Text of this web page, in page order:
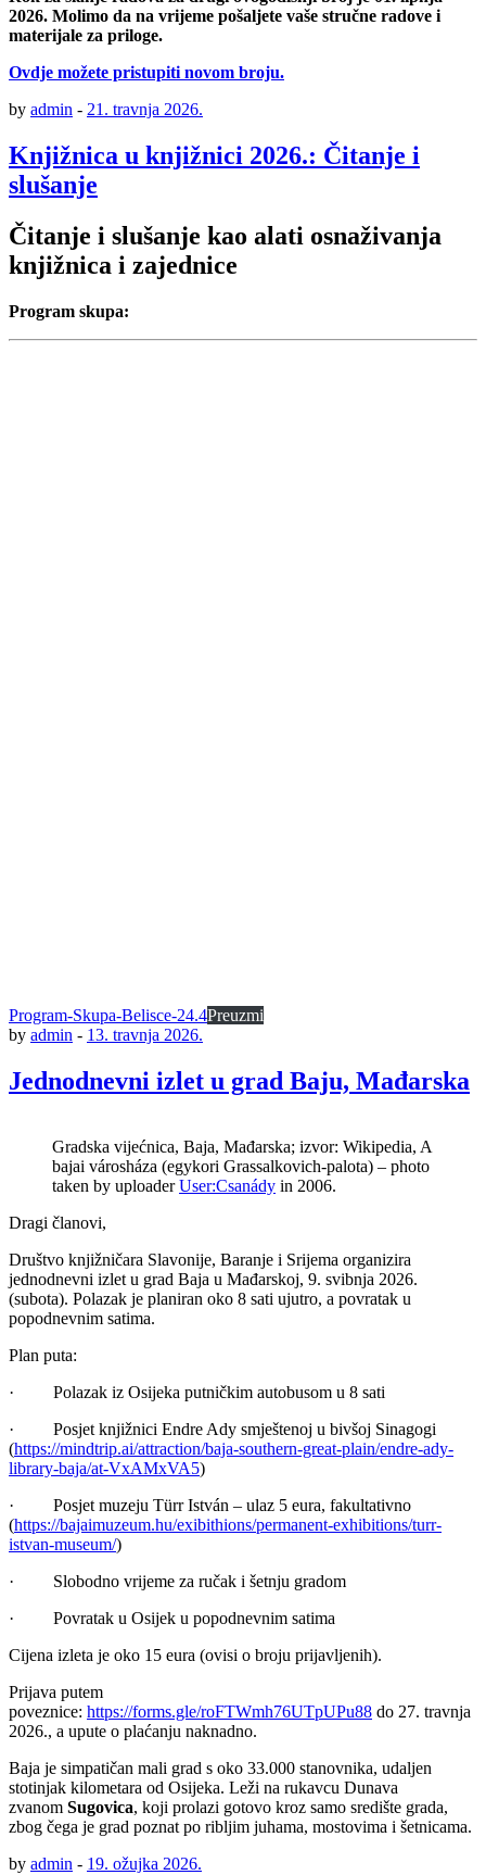
2026. Molimo da na vrijeme pošaljete vaše stručne radove i
materijale za priloge.
Ovdje možete pristupiti novom broju.
by admin - 21. travnja 2026.
Knjižnica u knjižnici 2026.: Čitanje i
slušanje
Čitanje i slušanje kao alati osnaživanja
knjižnica i zajednice
Program skupa:
Program-Skupa-Belisce-24.4Preuzmi
by admin - 13. travnja 2026.
Jednodnevni izlet u grad Baju, Mađarska
Gradska vijećnica, Baja, Mađarska; izvor: Wikipedia, A
bajai városháza (egykori Grassalkovich-palota) – photo
taken by uploaderUser:Csanády in 2006.
Dragi članovi,
Društvo knjižničara Slavonije, Baranje i Srijema organizira
jednodnevni izlet u grad Baja u Mađarskoj, 9. svibnja 2026.
(subota). Polazak je planiran oko 8 sati ujutro, a povratak u
popodnevnim satima.
Plan puta:
· Polazak iz Osijeka putničkim autobusom u 8 sati
· Posjet knjižnici Endre Ady smještenoj u bivšoj Sinagogi
(https://mindtrip.ai/attraction/baja-southern-great-plain/endre-ady-
library-baja/at-VxAMxVA5)
· Posjet muzeju Türr István – ulaz 5 eura, fakultativno
(https://bajaimuzeum.hu/exibithions/permanent-exhibitions/turr-
istvan-museum/)
· Slobodno vrijeme za ručak i šetnju gradom
· Povratak u Osijek u popodnevnim satima
Cijena izleta je oko 15 eura (ovisi o broju prijavljenih).
Prijava putem
poveznice: https://forms.gle/roFTWmh76UTpUPu88 do 27. travnja
2026., a upute o plaćanju naknadno.
Baja je simpatičan mali grad s oko 33.000 stanovnika, udaljen
stotinjak kilometara od Osijeka. Leži na rukavcu Dunava
zvanom Sugovica, koji prolazi gotovo kroz samo središte grada,
zbog čega je grad poznat po ribljim juhama, mostovima i šetnicama.
by admin - 19. ožujka 2026.